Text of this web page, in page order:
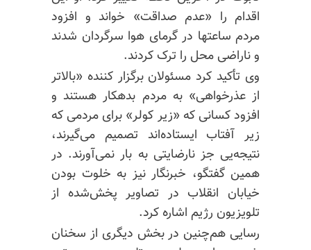
اقدام را «عدم صداقت» خواند و افزود
مردم ساعتها در گرمای هوا سرگردان شدند
و ناراضی محل را ترک کردند.
وی تأکید کرد مسئولان برگزار کننده «بالاتر
از عذرخواهی» به مردم بدهکار هستند و
افزود کسانی که «زیر کولر» برای مردمی که
زیر آفتاب ایستاده‌اند تصمیم می‌گیرند،
نتیجه‌یی جز نارضایتی به بار نمی‌آورند. در
همین گفتگو، خبرنگار نیز به خلوت بودن
خیابان انقلاب در تصاویر پخش‌شده از
تلویزیون رژیم اشاره کرد.
رسایی هم‌چنین در بخش دیگری از سخنان